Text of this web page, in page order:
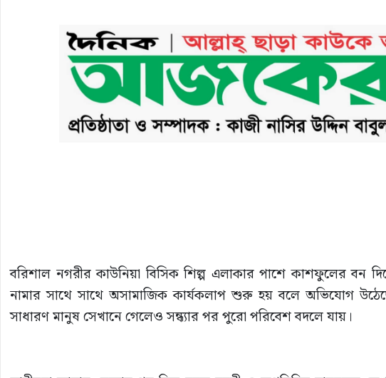
বরিশাল নগরীর কাউনিয়া বিসিক শিল্প এলাকার পাশে কাশফুলের বন
নামার সাথে সাথে অসামাজিক কার্যকলাপ শুরু হয় বলে অভিযোগ
সাধারণ মানুষ সেখানে গেলেও সন্ধ্যার পর পুরো পরিবেশ বদলে যায়।